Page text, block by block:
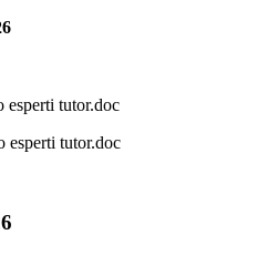
esperti tutor.doc
esperti tutor.doc